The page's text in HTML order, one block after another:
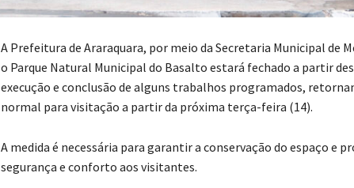
A Prefeitura de Araraquara, por meio da Secretaria Municipal de
o Parque Natural Municipal do Basalto estará fechado a partir
execução e conclusão de alguns trabalhos programados,
normal para visitação a partir da próxima terça-feira (14).
A medida é necessária para garantir a conservação do espaço e
segurança e conforto aos visitantes.